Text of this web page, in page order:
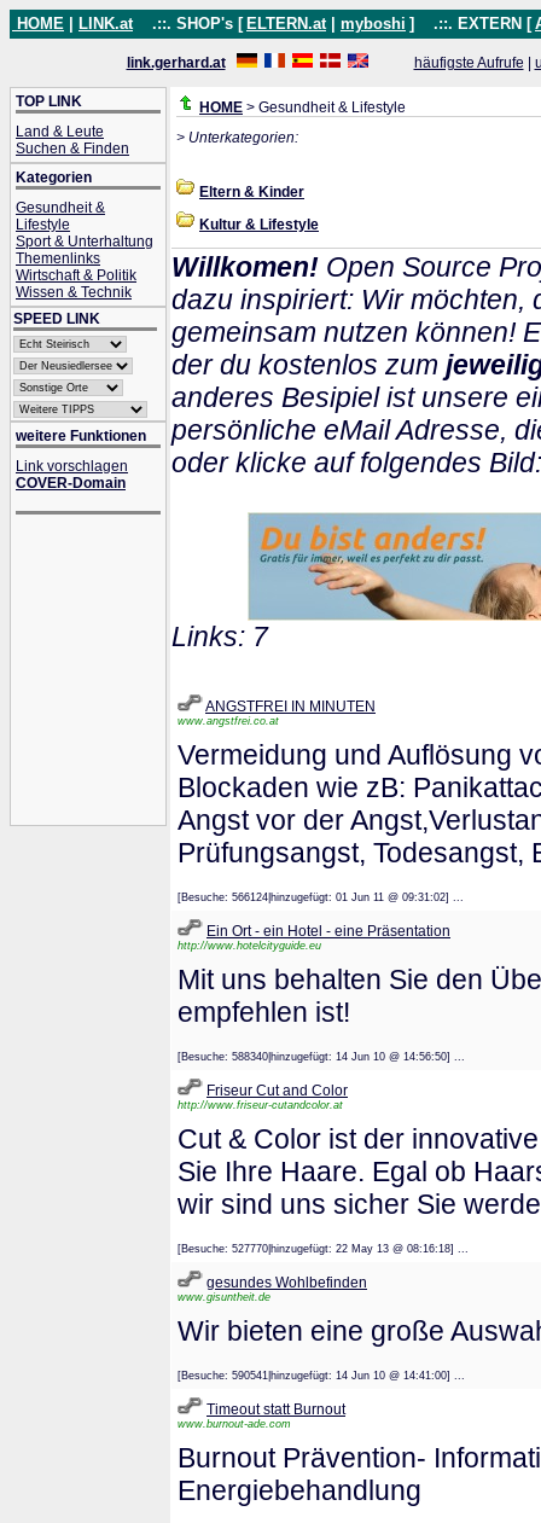
HOME LINK.at .::. SHOP's [ ELTERN.at myboshi ] .::. EXTERN [
link.gerhard.at häufigste Aufrufe
TOP LINK
Land & Leute
Suchen & Finden
Kategorien
Gesundheit &
Lifestyle
Sport & Unterhaltung
Themenlinks
Wirtschaft & Politik
Wissen & Technik
SPEED LINK
weitere Funktionen
Link vorschlagen
COVER-Domain
HOME > Gesundheit & Lifestyle
> Unterkategorien:
Eltern & Kinder
Kultur & Lifestyle
Willkomen! Open Source
dazu inspiriert: Wir möchten,
gemeinsam nutzen können!
der du kostenlos zum
anderes Besipiel ist unsere
persönliche eMail Adresse,
oder klicke auf folgendes Bild:
Links: 7
ANGSTFREI IN MINUTEN
www.angstfrei.co.at
Vermeidung und Auflösung
Blockaden wie zB:
Angst vor der
Prüfungsangst, Todesangst,
[Besuche: 566124|hinzugefügt: 01 Jun 11 @ 09:31:02] ...
Ein Ort - ein Hotel - eine Präsentation
http://www.hotelcityguide.eu
Mit uns behalten Sie den
empfehlen ist!
[Besuche: 588340|hinzugefügt: 14 Jun 10 @ 14:56:50] ...
Friseur Cut and Color
http://www.friseur-cutandcolor.at
Cut & Color ist der
Sie Ihre Haare. Egal ob
wir sind uns sicher Sie
[Besuche: 527770|hinzugefügt: 22 May 13 @ 08:16:18] ...
gesundes Wohlbefinden
www.gisuntheit.de
Wir bieten eine große
[Besuche: 590541|hinzugefügt: 14 Jun 10 @ 14:41:00] ...
Timeout statt Burnout
www.burnout-ade.com
Burnout Prävention-
Energiebehandlung